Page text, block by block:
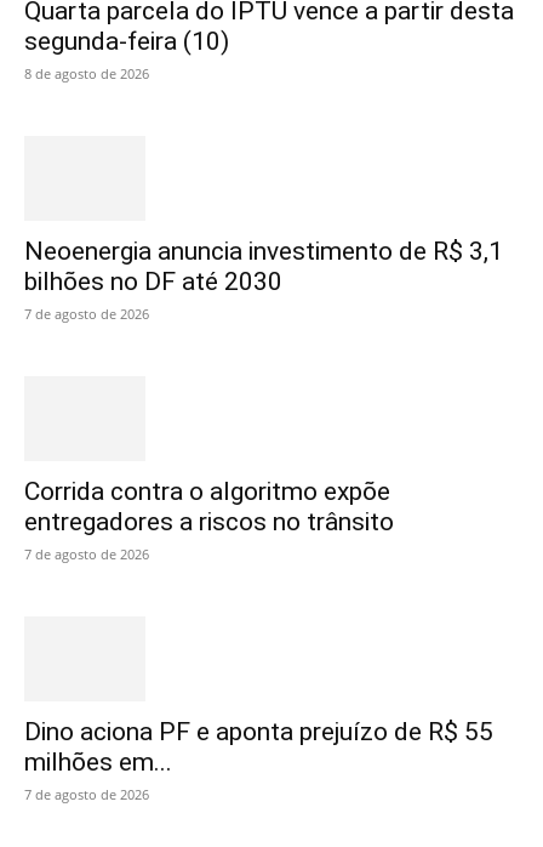
Quarta parcela do IPTU vence a partir desta
segunda-feira (10)
8 de agosto de 2026
Neoenergia anuncia investimento de R$ 3,1
bilhões no DF até 2030
7 de agosto de 2026
Corrida contra o algoritmo expõe
entregadores a riscos no trânsito
7 de agosto de 2026
Dino aciona PF e aponta prejuízo de R$ 55
milhões em...
7 de agosto de 2026